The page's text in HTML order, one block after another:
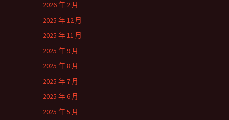
2026 年 2 月
2025 年 12 月
2025 年 11 月
2025 年 9 月
2025 年 8 月
2025 年 7 月
2025 年 6 月
2025 年 5 月